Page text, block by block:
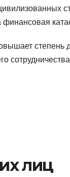
финансовая
степень
лиц